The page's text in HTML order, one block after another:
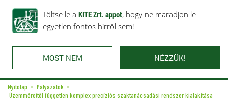
Töltse le a KITE Zrt. appot, hogy ne maradjon le
egyetlen fontos hírről sem!
MOST NEM NÉZZÜK!
Rólunk Ajánlataink Karrier Kapcsolat
Nyitólap
Pályázatok
Üzemmérettől független komplex precíziós szaktanácsadási rendszer kialakítása